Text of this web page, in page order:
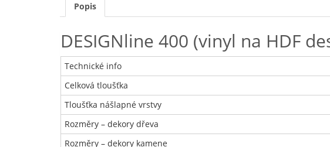
Popis
DESIGNline 400 (vinyl na HDF
Technické info
Celková tloušťka
Tloušťka nášlapné vrstvy
Rozměry – dekory dřeva
Rozměry – dekory kamene